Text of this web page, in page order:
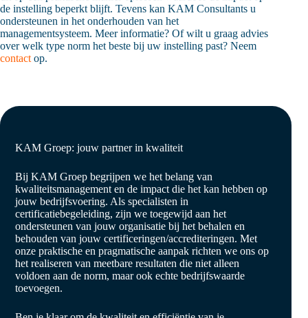
de instelling beperkt blijft. Tevens kan KAM Consultants u
ondersteunen in het onderhouden van het
managementsysteem. Meer informatie? Of wilt u graag advies
over welk type norm het beste bij uw instelling past? Neem
contact op.
KAM Groep: jouw partner in kwaliteit
Bij KAM Groep begrijpen we het belang van
kwaliteitsmanagement en de impact die het kan hebben op
jouw bedrijfsvoering. Als specialisten in
certificatiebegeleiding, zijn we toegewijd aan het
ondersteunen van jouw organisatie bij het behalen en
behouden van jouw certificeringen/accrediteringen. Met
onze praktische en pragmatische aanpak richten we ons op
het realiseren van meetbare resultaten die niet alleen
voldoen aan de norm, maar ook echte bedrijfswaarde
toevoegen.